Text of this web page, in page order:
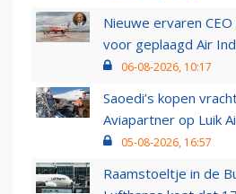
Nieuwe ervaren
voor geplaagd Air
06-08-2026, 10:17
Saoedi’s kopen
Aviapartner op Luik
05-08-2026, 16:57
Raamstoeltje in de